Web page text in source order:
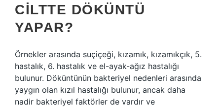
CILTTE DÖKÜNTÜ
YAPAR?
Örnekler arasında suçiçeği, kızamık, kızamıkçık, 5.
hastalık, 6. hastalık ve el-ayak-ağız hastalığı
bulunur. Döküntünün bakteriyel nedenleri arasında
yaygın olan kızıl hastalığı bulunur, ancak daha
nadir bakteriyel faktörler de vardır ve